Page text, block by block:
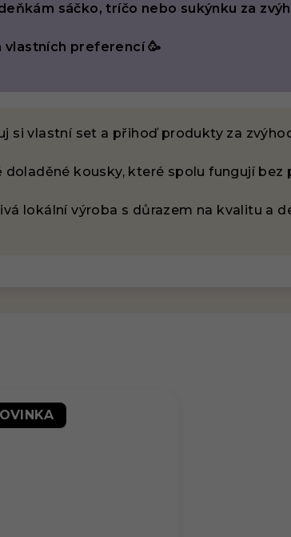
sáčko, tríčo nebo sukýnku za
vlastních preferencí 🥳
si vlastní set a přihoď produkty za
doladěné kousky, které spolu fungují bez
lokální výroba s důrazem na kvalitu a